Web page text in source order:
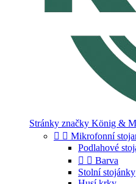
Stránky značky König &
  Mikrofonní
Podlahové
  Barva
Stolní stojánky